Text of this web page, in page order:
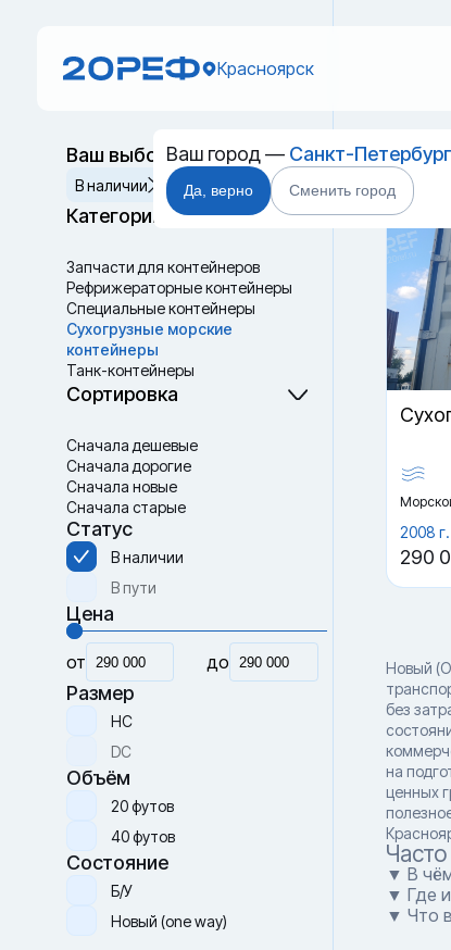
Красноярск
Ваш город — Санкт-Петербург
Да, верно Сменить город
Ваш выбор
Сбросить
В наличии
Категории
Запчасти для контейнеров
Рефрижераторные контейнеры
Специальные контейнеры
Cухогрузные морские
контейнеры
Танк-контейнеры
Термоконтейнеры
Сортировка
Сначала дешевые
Сначала дорогие
Сначала новые
Сначала старые
Статус
В наличии
В пути
Цена
от до
Размер
HC
DC
Объём
20 футов
40 футов
Состояние
Б/У
Новый (one way)
2008 г.
290
Новый
без
на
ценных
▼ В
▼ Где
▼ Что